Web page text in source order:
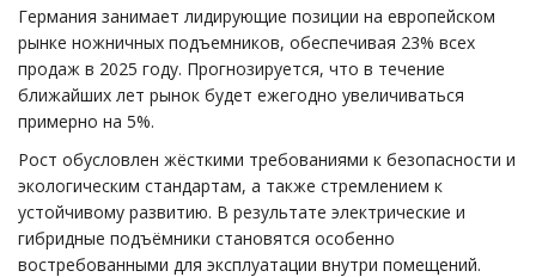
Германия занимает лидирующие позиции на европейском
рынке ножничных подъемников, обеспечивая 23% всех
продаж в 2025 году. Прогнозируется, что в течение
ближайших лет рынок будет ежегодно увеличиваться
примерно на 5%.
Рост обусловлен жёсткими требованиями к безопасности и
экологическим стандартам, а также стремлением к
устойчивому развитию. В результате электрические и
гибридные подъёмники становятся особенно
востребованными для эксплуатации внутри помещений.